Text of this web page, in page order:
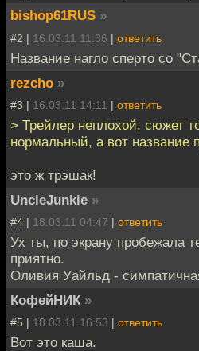
bishop61RUS »
#2 | 16.03.11 11:36 | ответить
Название нагло сперто со
rezcho »
#3 | 16.03.11 14:11 | ответить
> Трейлер неплохой, сюжет
нормальный, а вот название
это ж трэшак!
UncleJunkie »
#4 | 18.03.11 04:47 | ответить
Ух ты, по экрану пробежала
приятно.
Оливия Уайльд -
КофейНИК »
#5 | 18.03.11 16:53 | ответить
Вот это каша.